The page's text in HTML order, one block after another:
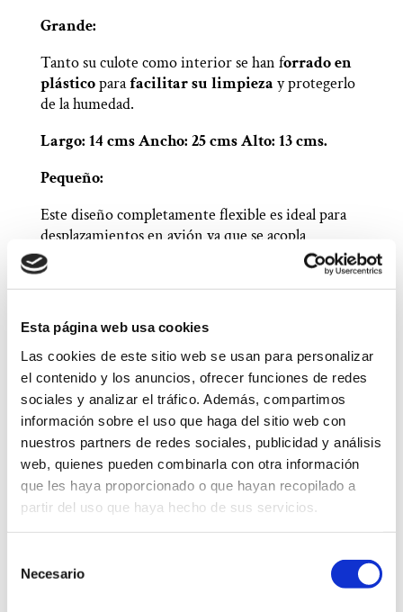
Esta página web usa cookies
Las cookies de este sitio web se usan para personalizar
el contenido y los anuncios, ofrecer funciones de redes
sociales y analizar el tráfico. Además, compartimos
información sobre el uso que haga del sitio web con
nuestros partners de redes sociales, publicidad y análisis
web, quienes pueden combinarla con otra información
que les haya proporcionado o que hayan recopilado a
partir del uso que haya hecho de sus servicios.
Necesario
Grande:
Tanto su culote como interior se han forrado en
plásticoparafacilitar su limpieza y protegerlo
de la humedad.
Largo: 14 cms Ancho: 25 cms Alto: 13 cms.
Pequeño:
Este diseño completamente flexible es ideal para
desplazamientos en avión ya que se acopla
perfectamente a un espacio limitado.
Está forrado en su interior en plástico para facilitar
Largo: 21,5 cm Ancho: 13,5 cm Alto: 8,5 cm
tamaño
GRABAR INICIALES (3,00€)
Neceser
&